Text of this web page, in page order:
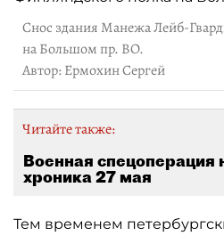
Снос здания Манежа Лейб-
на Большом пр. ВО.
Автор: Ермохин Сергей
Читайте также:
Военная спецоперация
хроника 27 мая
Тем временем